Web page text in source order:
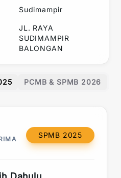
Sudimampir
JL. RAYA
SUDIMAMPIR
BALONGAN
PCMB & SPMB 2026
SPMB 2025